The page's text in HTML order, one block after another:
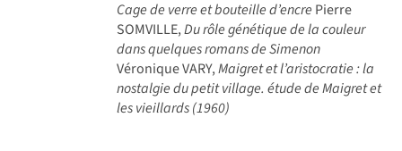
Cage de verre et bouteille d’encre Pierre
SOMVILLE,Du rôle génétique de la couleur
dans quelques romans de Simenon
Véronique VARY,Maigret et l’aristocratie : la
nostalgie du petit village. étude de Maigret et
les vieillards (1960)